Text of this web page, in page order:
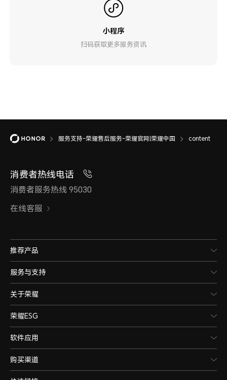
小程序
扫码获取更多服务资讯
服务支持-荣耀售后服务-荣耀官网|荣耀中国 content
消费者热线电话
消费者服务热线 95030
在线客服
推荐产品
服务与支持
关于荣耀
荣耀ESG
软件应用
购买渠道